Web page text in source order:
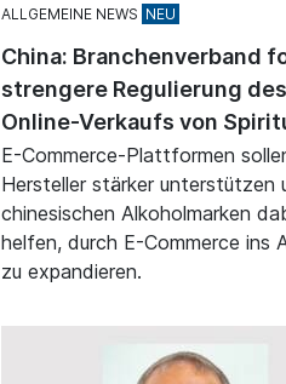
ALLGEMEINE NEWS
China: Branchenverband
strengere Regulierung des
Online-Verkaufs von
E-Commerce-Plattformen
Hersteller stärker unterstützen
chinesischen Alkoholmarken
helfen, durch E-Commerce ins
zu expandieren.